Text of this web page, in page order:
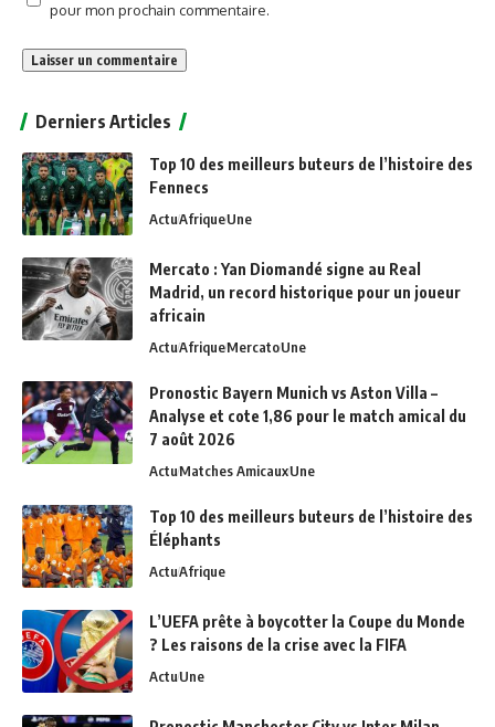
pour mon prochain commentaire.
Derniers Articles
Top 10 des meilleurs buteurs de l’histoire des
Fennecs
ActuAfriqueUne
Mercato : Yan Diomandé signe au Real
Madrid, un record historique pour un joueur
africain
ActuAfriqueMercatoUne
Pronostic Bayern Munich vs Aston Villa –
Analyse et cote 1,86 pour le match amical du
7 août 2026
ActuMatches AmicauxUne
Top 10 des meilleurs buteurs de l’histoire des
Éléphants
ActuAfrique
L’UEFA prête à boycotter la Coupe du Monde
? Les raisons de la crise avec la FIFA
ActuUne